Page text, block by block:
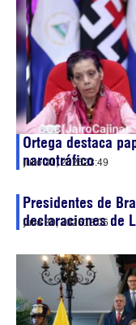
Ortega destaca
narcotráfico
julio 31, 202623:49
Presidentes de
declaraciones de
julio 30, 202613:06